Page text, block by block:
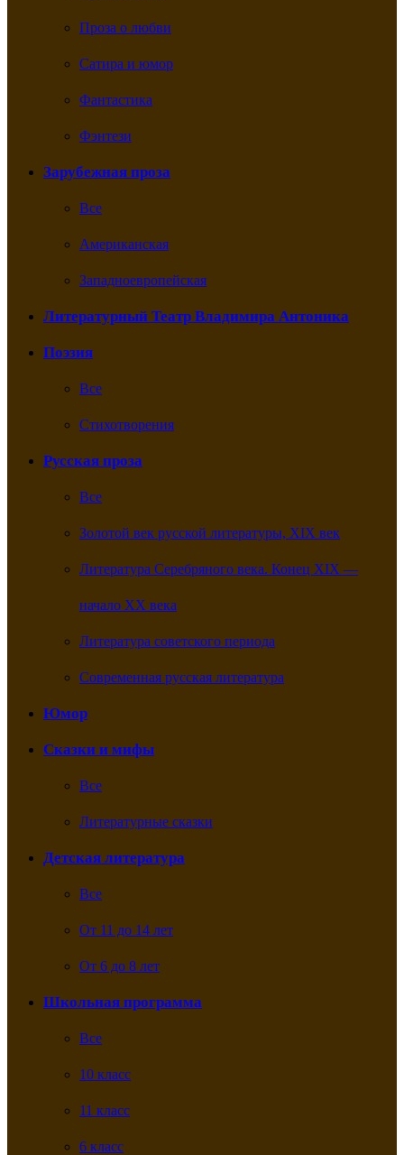
Проза о любви
Сатира и юмор
Фантастика
Фэнтези
Зарубежная проза
Все
Американская
Западноевропейская
Литературный Театр Владимира Антоника
Поэзия
Все
Стихотворения
Русская проза
Все
Золотой век русской литературы, XIX век
Литература Серебряного века. Конец XIX —
начало XX века
Литература советского периода
Современная русская литература
Юмор
Сказки и мифы
Все
Литературные сказки
Детская литература
Все
От 11 до 14 лет
От 6 до 8 лет
Школьная программа
Все
10 класс
11 класс
6 класс